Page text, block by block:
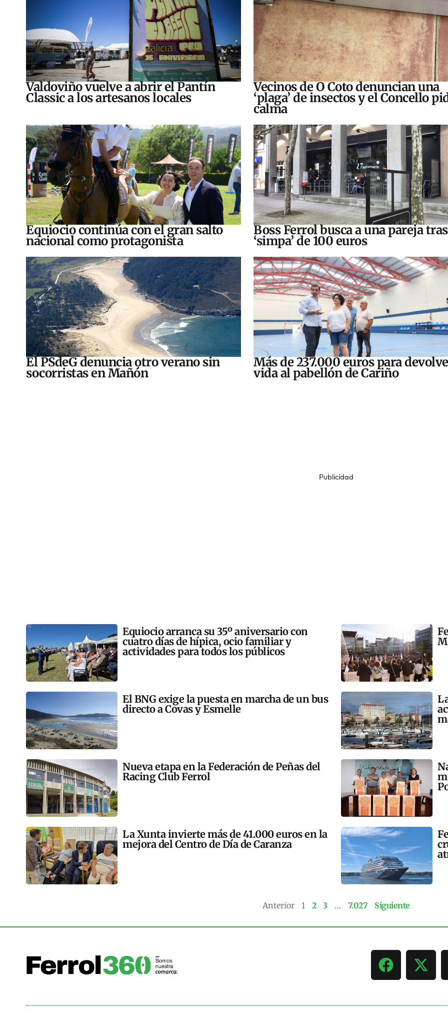
Valdoviño vuelve a abrir el Pantín
Classic a los artesanos locales
Vecinos de O Coto denuncian una
‘plaga’ de insectos y el Concello
calma
Equiocio continúa con el gran salto
nacional como protagonista
Boss Ferrol busca a una pareja
‘simpa’ de 100 euros
El PSdeG denuncia otro verano sin
socorristas en Mañón
Más de 237.000 euros para
vida al pabellón de Cariño
Publicidad
Equiocio arranca su 35º aniversario con
cuatro días de hípica, ocio familiar y
actividades para todos los públicos
El BNG exige la puesta en marcha de un bus
directo a Covas y Esmelle
Nueva etapa en la Federación de Peñas del
Racing Club Ferrol
La Xunta invierte más de 41.000 euros en la
mejora del Centro de Día de Caranza
Anterior 1 2 3 … 7.027 Siguiente